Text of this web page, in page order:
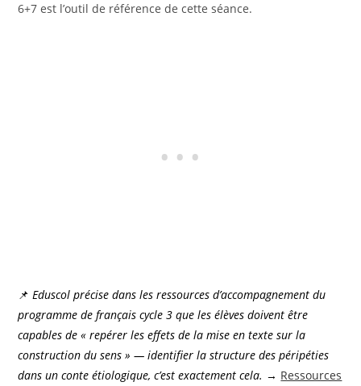
6+7 est l’outil de référence de cette séance.
📌 Eduscol précise dans les ressources d’accompagnement du
programme de français cycle 3 que les élèves doivent être
capables de « repérer les effets de la mise en texte sur la
construction du sens » — identifier la structure des péripéties
dans un conte étiologique, c’est exactement cela. → Ressources